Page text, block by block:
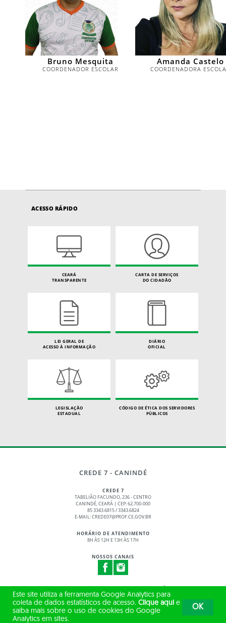
Bruno Mesquita
COORDENADOR ESCOLAR
Amanda Castelo
COORDENADORA
ACESSO RÁPIDO
CEARÁ
TRANSPARENTE
CARTA DE SERVIÇOS
DO CIDADÃO
LEI GERAL DE
ACESSO À INFORMAÇÃO
DIÁRIO
OFICIAL
LEGISLAÇÃO
ESTADUAL
CÓDIGO DE ÉTICA DOS SERVIDORES
PÚBLICOS
CREDE 7 - CANINDÉ
CREDE 7
TABELIÃO FACUNDO, 236 - CENTRO
CANINDÉ, CEARÁ | CEP: 62.700-000
85 3343.6815 / 3343.6824
E-MAIL: CREDE07@PROF.CE.GOV.BR
HORÁRIO DE ATENDIMENTO
8H ÀS 12H E 13H ÀS 17H
NOSSOS CANAIS
TODOS OS DIREITOS RESERVADOS
Este site utiliza a ferramenta Google Analytics para
coleta de dados estatísticos de acesso. Clique aqui e
saiba mais sobre o uso de cookies do Google
Analytics em sites.
OK